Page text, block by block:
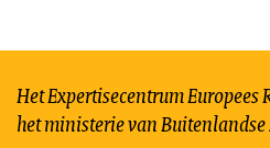
Het Expertisecentrum
het ministerie van Buitenlandse